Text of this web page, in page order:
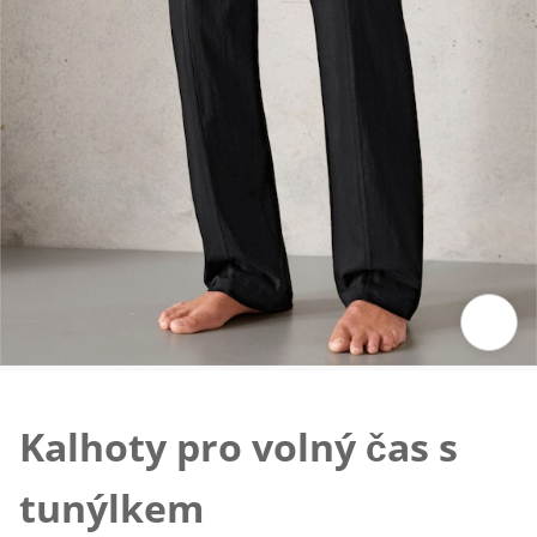
Kalhoty pro volný čas s
tunýlkem